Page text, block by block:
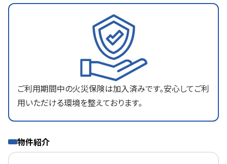
ご利用期間中の火災保険は加入済みです。安心してご利
用いただける環境を整えております。
物件紹介